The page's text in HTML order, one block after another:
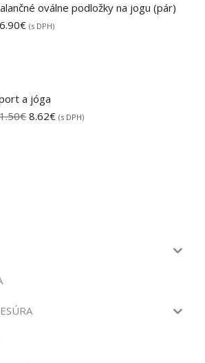
oválne podložky na jogu (pár)
€ (s DPH)
a jóga
€ Pôvodná
8.62€Aktuálna
(s DPH)